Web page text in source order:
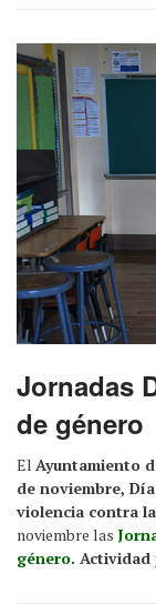
Jornadas
de género
El Ayuntamiento
de noviembre,
violencia contra
noviembre las
género. Actividad